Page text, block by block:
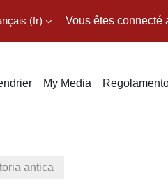
‎(fr)‎ Vous êtes connecté
My Media
antica